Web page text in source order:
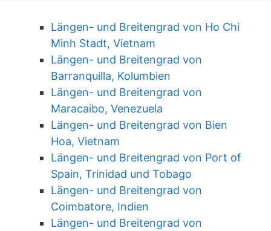
Längen- und Breitengrad von Ho Chi
Minh Stadt, Vietnam
Längen- und Breitengrad von
Barranquilla, Kolumbien
Längen- und Breitengrad von
Maracaibo, Venezuela
Längen- und Breitengrad von Bien
Hoa, Vietnam
Längen- und Breitengrad von Port of
Spain, Trinidad und Tobago
Längen- und Breitengrad von
Coimbatore, Indien
Längen- und Breitengrad von